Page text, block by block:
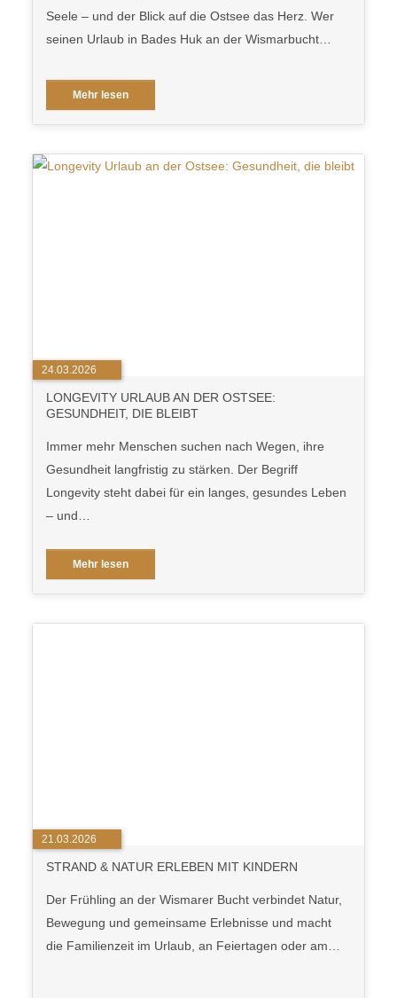
Seele – und der Blick auf die Ostsee das Herz. Wer
seinen Urlaub in Bades Huk an der Wismarbucht…
Mehr lesen
24.03.2026
LONGEVITY URLAUB AN DER OSTSEE:
GESUNDHEIT, DIE BLEIBT
Immer mehr Menschen suchen nach Wegen, ihre
Gesundheit langfristig zu stärken. Der Begriff
Longevity steht dabei für ein langes, gesundes Leben
– und…
Mehr lesen
21.03.2026
STRAND & NATUR ERLEBEN MIT KINDERN
Der Frühling an der Wismarer Bucht verbindet Natur,
Bewegung und gemeinsame Erlebnisse und macht
die Familienzeit im Urlaub, an Feiertagen oder am…